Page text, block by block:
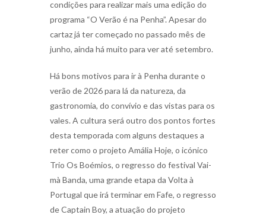
condições para realizar mais uma edição do
programa “O Verão é na Penha”. Apesar do
cartaz já ter começado no passado mês de
junho, ainda há muito para ver até setembro.
Há bons motivos para ir à Penha durante o
verão de 2026 para lá da natureza, da
gastronomia, do convívio e das vistas para os
vales. A cultura será outro dos pontos fortes
desta temporada com alguns destaques a
reter como o projeto Amália Hoje, o icónico
Trio Os Boémios, o regresso do festival Vai-
mà Banda, uma grande etapa da Volta à
Portugal que irá terminar em Fafe, o regresso
de Captain Boy, a atuação do projeto